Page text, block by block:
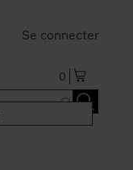
Se connecter
0